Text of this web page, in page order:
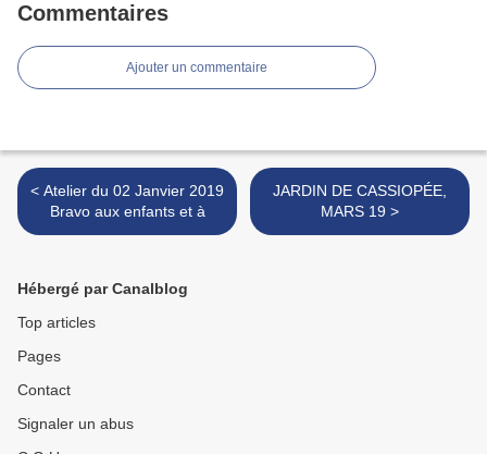
Commentaires
Ajouter un commentaire
< Atelier du 02 Janvier 2019
Bravo aux enfants et à
JARDIN DE CASSIOPÉE,
MARS 19 >
Hébergé par Canalblog
Top articles
Pages
Contact
Signaler un abus